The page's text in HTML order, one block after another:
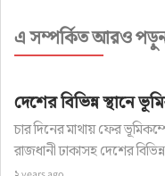
সমমানের পরীক্ষায়
সেগুলোর
করা হবে। আর যে-
এ সম্পর্কিত আরও
দেশের বিভিন্ন স্থানে
চার দিনের মাথায় ফের
রাজধানী ঢাকাসহ দেশের